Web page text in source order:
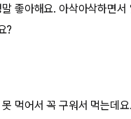
좋아해요. 아삭아삭하면서
?
먹어서 꼭 구워서 먹는데